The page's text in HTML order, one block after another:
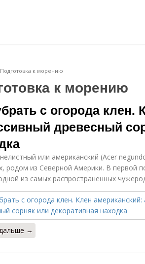
Подготовка к морению
к морению
с огорода клен.
древесный
или американский (Acer
родом из Северной Америки. В первой
из самых распространенных
→